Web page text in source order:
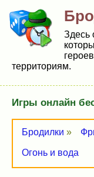
Здесь
территориям.
Игры онлайн
Бродилки »
Огонь и вода